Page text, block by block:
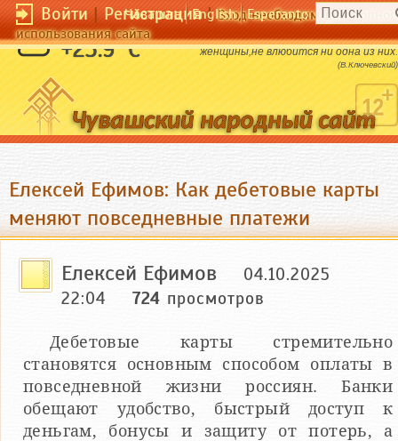
Войти|Регистрация|Вход необходим для
использования сайта
Чӑвашла English Esperanto
+23.9 °C
В мужчину,которого любят все
женщины,не влюбится ни одна из них.
(В.Ключевский)
Елексей Ефимов: Как дебетовые карты
меняют повседневные платежи
Елексей Ефимов
04.10.2025
22:04
724 просмотров
Дебетовые карты стремительно
становятся основным способом оплаты в
повседневной жизни россиян. Банки
обещают удобство, быстрый доступ к
деньгам, бонусы и защиту от потерь, а